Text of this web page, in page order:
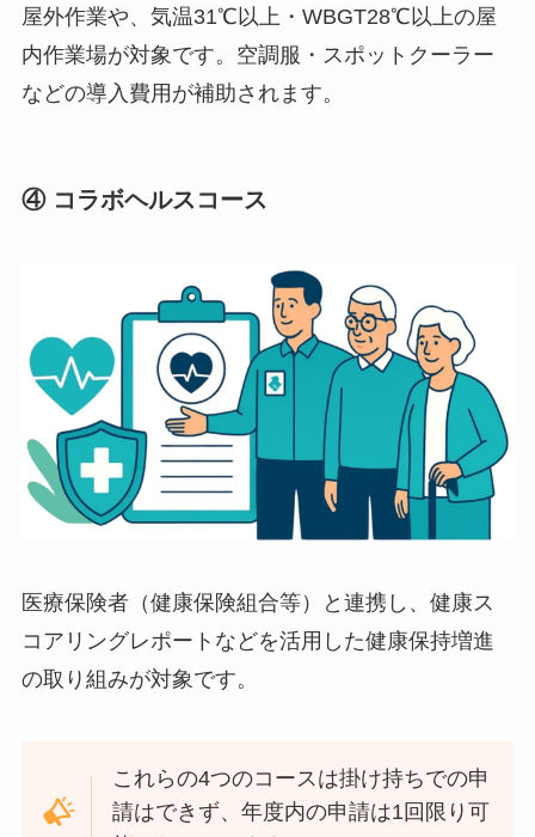
屋外作業や、気温31℃以上・WBGT28℃以上の屋
内作業場が対象です。空調服・スポットクーラー
などの導入費用が補助されます。
④ コラボヘルスコース
医療保険者（健康保険組合等）と連携し、健康ス
コアリングレポートなどを活用した健康保持増進
の取り組みが対象です。
これらの4つのコースは掛け持ちでの申
請はできず、年度内の申請は1回限り可